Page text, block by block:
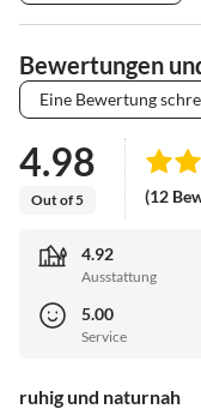
Bewertungen
Eine Bewertung
4.98
Out of 5 (12
4.92
Ausstattung
5.00
Service
ruhig und naturnah